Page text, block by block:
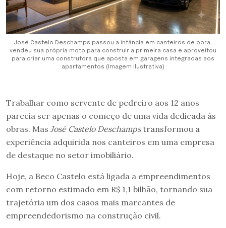
José Castelo Deschamps passou a infância em canteiros de obra,
vendeu sua própria moto para construir a primeira casa e aproveitou
para criar uma construtora que aposta em garagens integradas aos
apartamentos (Imagem Ilustrativa)
Trabalhar como servente de pedreiro aos 12 anos
parecia ser apenas o começo de uma vida dedicada às
obras. Mas José Castelo Deschampstransformou a
experiência adquirida nos canteiros em uma empresa
de destaque no setor imobiliário.
Hoje, a Beco Castelo está ligada a empreendimentos
com retorno estimado em R$ 1,1 bilhão, tornando sua
trajetória um dos casos mais marcantes de
empreendedorismo na construção civil.